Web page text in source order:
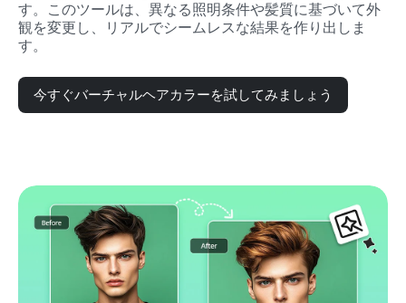
す。このツールは、異なる照明条件や髪質に基づいて外
観を変更し、リアルでシームレスな結果を作り出しま
す。
今すぐバーチャルヘアカラーを試してみましょう